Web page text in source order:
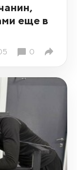
еще в
0